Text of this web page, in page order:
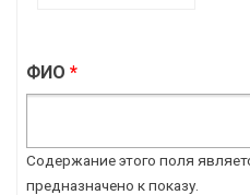
ФИО *
Содержание этого поля
предназначено к показу.